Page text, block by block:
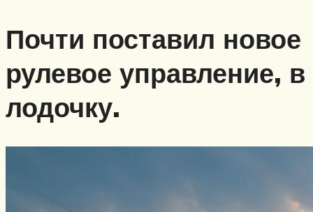
Почти поставил новое
рулевое управление, в
лодочку.